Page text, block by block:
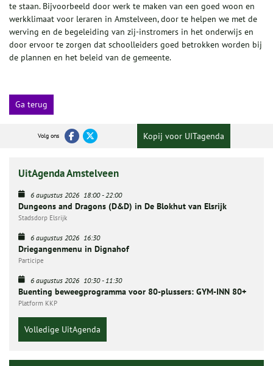
te staan. Bijvoorbeeld door werk te maken van een goed woon en
werkklimaat voor leraren in Amstelveen, door te helpen we met de
werving en de begeleiding van zij-instromers in het onderwijs en
door ervoor te zorgen dat schoolleiders goed betrokken worden bij
de plannen en het beleid van de gemeente.
Ga terug
Volg ons Kopij voor UITagenda
UitAgenda Amstelveen
6 augustus 2026 18:00-22:00
Dungeons and Dragons (D&D) in De Blokhut van Elsrijk
Stadsdorp Elsrijk
6 augustus 2026 16:30
Driegangenmenu in Dignahof
Participe
6 augustus 2026 10:30-11:30
Buenting beweegprogramma voor 80-plussers: GYM-INN 80+
Platform KKP
Volledige UitAgenda